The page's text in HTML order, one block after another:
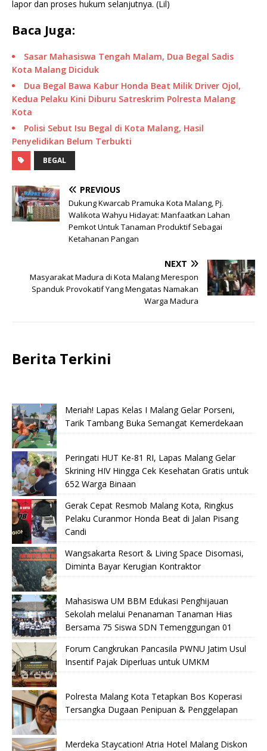
lapor dan proses hukum selanjutnya. (Lil)
Baca Juga:
Sasar Mahasiswa Tengah Malam, Dua Begal Sadis
Kota Malang Diciduk
Dua Begal Bawa Kabur Honda Beat Milik Driver Ojol,
Kedua Pelaku Kini Diburu Satreskrim Polresta Malang
Kota
Polisi Sebut Isu Begal di Kota Malang, Hasil
Penyelidikan Belum Terbukti
BEGAL
PREVIOUS
Dukung Kwarcab Pramuka Kota Malang, Pj.
Walikota Wahyu Hidayat: Manfaatkan Lahan
Pemkot Untuk Tanaman Produktif Sebagai
Ketahanan Pangan
NEXT
Masyarakat Madura di Kota Malang Merespon
Spanduk Provokatif Yang Mengatas Namakan
Warga Madura
Berita Terkini
Meriah! Lapas Kelas I Malang Gelar Porseni,
Tarik Tambang Buka Semangat Kemerdekaan
Peringati HUT Ke-81 RI, Lapas Malang Gelar
Skrining HIV Hingga Cek Kesehatan Gratis untuk
652 Warga Binaan
Gerak Cepat Resmob Malang Kota, Ringkus
Pelaku Curanmor Honda Beat di Jalan Pisang
Candi
Wangsakarta Resort & Living Space Disomasi,
Diminta Bayar Kerugian Kontraktor
Mahasiswa UM BBM Edukasi Penghijauan
Sekolah melalui Penanaman Tanaman Hias
Bersama 75 Siswa SDN Temenggungan 01
Forum Cangkrukan Pancasila PWNU Jatim Usul
Insentif Pajak Diperluas untuk UMKM
Polresta Malang Kota Tetapkan Bos Koperasi
Tersangka Dugaan Penipuan & Penggelapan
Merdeka Staycation! Atria Hotel Malang Diskon